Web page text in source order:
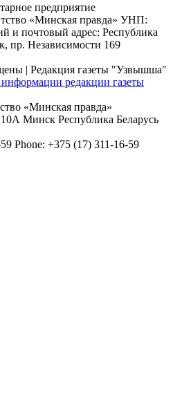
предприятие
«Минская правда» УНП:
и почтовый адрес: Республика
пр. Независимости 169
| Редакция газеты "Узвышша"
редакции газеты
«Минская правда»
Минск Республика Беларусь
Phone: +375 (17) 311-16-59